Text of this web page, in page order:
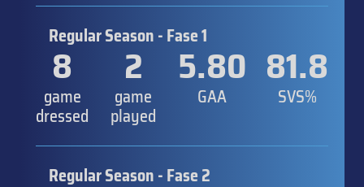
Regular Season - Fase 1
8
game
dressed
2
game
played
5.80
GAA
81.8
SVS%
Regular Season - Fase 2